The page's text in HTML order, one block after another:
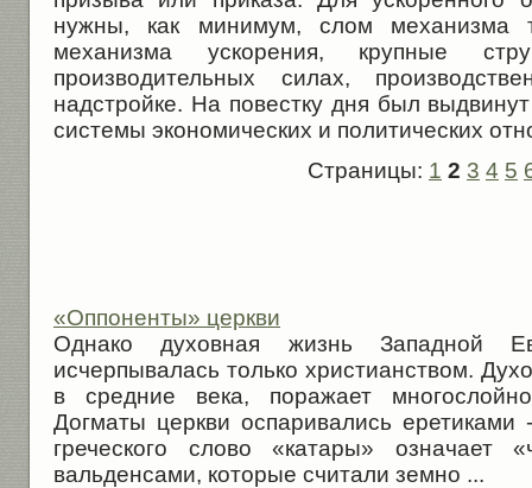
нужны, как минимум, слом механизма
механизма ускорения, крупные
производительных силах,
надстройке. На повестку дня был
системы экономических и политических
Страницы: 1 2 3 4 5
«Оппоненты» церкви
Однако духовная жизнь Западной
исчерпывалась только христианством.
в средние века, поражает
Догматы церкви оспаривались
греческого слово «катары» озна­чает
вальденсами, которые считали земно ...